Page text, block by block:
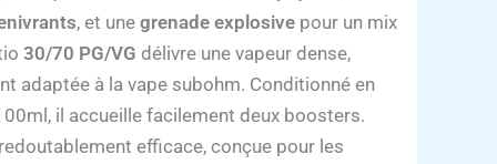
, et une grenade explosive pour un mix
30/70 PG/VG délivre une vapeur dense,
adaptée à la vape subohm. Conditionné en
il accueille facilement deux boosters.
efficace, conçue pour les